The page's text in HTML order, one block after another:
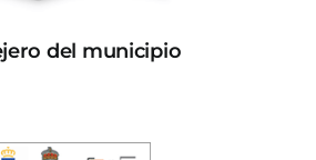
del municipio